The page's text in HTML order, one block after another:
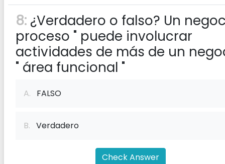
8: ¿Verdadero o falso? Un
proceso " puede involucrar
actividades de más de un
" área funcional "
A. FALSO
B. Verdadero
Check Answer